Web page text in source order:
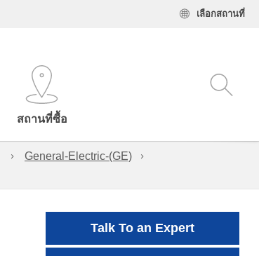
เลือกสถานที่
สถานที่ซื้อ
General-Electric-(GE)
Talk To an Expert